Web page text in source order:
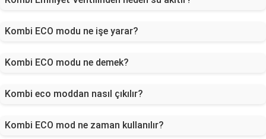
Kombi ECO modu ne işe yarar?
Kombi ECO modu ne demek?
Kombi eco moddan nasıl çıkılır?
Kombi ECO mod ne zaman kullanılır?